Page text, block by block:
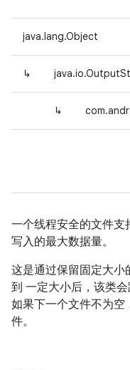
java.lang.Object
↳
↳
一个线程安全的文件支
写入的最大数据量。
这是通过保留固定大小
到 一定大小后，该类
如果下一个文件不为空
件。